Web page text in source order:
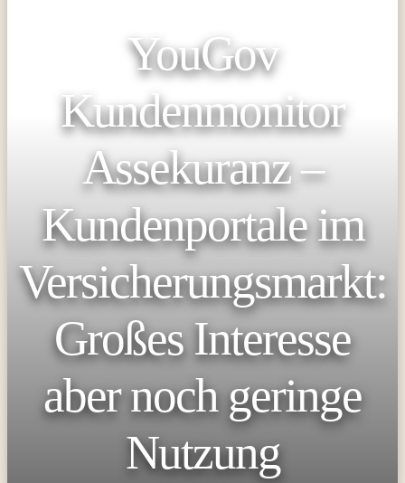
YouGov
Kundenmonitor
Assekuranz –
Kundenportale im
Versicherungsmarkt:
Großes Interesse
aber noch geringe
Nutzung